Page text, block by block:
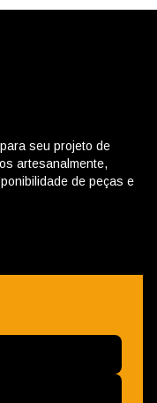
seu projeto de
artesanalmente,
de peças e